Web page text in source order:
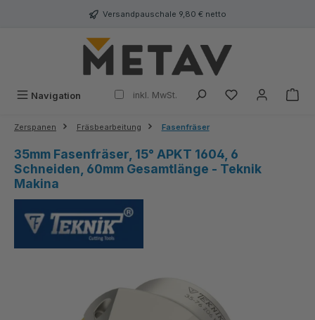
Versandpauschale 9,80 € netto
Navigation inkl. MwSt.
Zerspanen Fräsbearbeitung Fasenfräser
35mm Fasenfräser, 15° APKT 1604, 6
Schneiden, 60mm Gesamtlänge - Teknik
Makina